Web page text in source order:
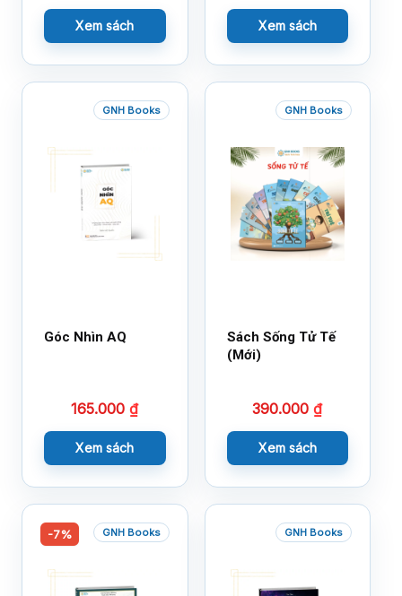
Xem sách Xem sách
GNH Books
Góc Nhìn AQ
165.000₫
Xem sách
GNH Books
Sách Sống Tử Tế
(Mới)
390.000₫
Xem sách
-7% GNH Books GNH Books